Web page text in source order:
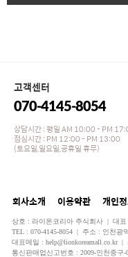
고객센터
070-4145-8054
상담시간 : 평일 AM 10:00 - PM
점심시간 : PM 12:00 - PM 13:00
(토요일,일요일,공휴일 휴무)
회사소개 이용약관 개인
상호 : 라이온코리아 주식회사 | 대
TEL : 070-4145-8054 | 주소 : 인천광
대표메일 : help@lionkoreamall.co.kr |
통신판매업신고번호 : 2009-인천중구-